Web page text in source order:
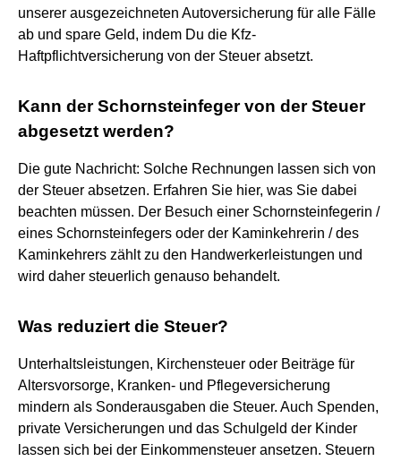
unserer ausgezeichneten Autoversicherung für alle Fälle
ab und spare Geld, indem Du die Kfz-
Haftpflichtversicherung von der Steuer absetzt.
Kann der Schornsteinfeger von der Steuer
abgesetzt werden?
Die gute Nachricht: Solche Rechnungen lassen sich von
der Steuer absetzen. Erfahren Sie hier, was Sie dabei
beachten müssen. Der Besuch einer Schornsteinfegerin /
eines Schornsteinfegers oder der Kaminkehrerin / des
Kaminkehrers zählt zu den Handwerkerleistungen und
wird daher steuerlich genauso behandelt.
Was reduziert die Steuer?
Unterhaltsleistungen, Kirchensteuer oder Beiträge für
Altersvorsorge, Kranken- und Pflegeversicherung
mindern als Sonderausgaben die Steuer. Auch Spenden,
private Versicherungen und das Schulgeld der Kinder
lassen sich bei der Einkommensteuer ansetzen. Steuern